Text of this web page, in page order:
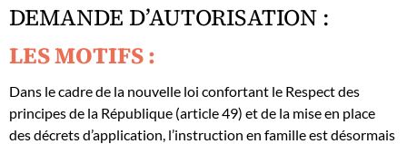
DEMANDE D’AUTORISATION :
LES MOTIFS :
Dans le cadre de la nouvelle loi confortant le Respect des
principes de la République (article 49) et de la mise en place
des décrets d’application, l’instruction en famille est désormais